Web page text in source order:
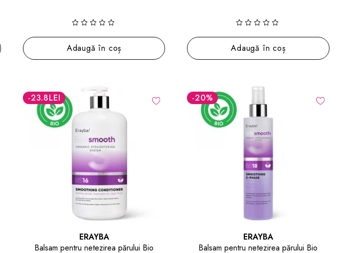
Adaugă în coș Adaugă în coș
-23.8LEI
ERAYBA
Balsam pentru netezirea părului Bio
-20%
ERAYBA
Balsam pentru netezirea părului Bio